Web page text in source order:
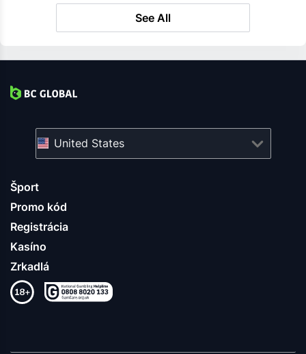
See All
Šport
Promo kód
Registrácia
Kasíno
Zrkadlá
United States